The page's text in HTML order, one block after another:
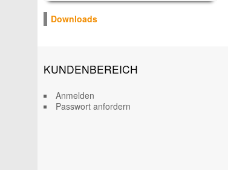
Downloads
KUNDENBEREICH
Anmelden
Passwort anfordern